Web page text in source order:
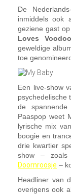
De
inmiddels ook
geziene gast
Loves
geweldige
toe
Een live-show
psychedelische
de
Paaspop weet
lyrische mix
boogie en
drie kwartier
show – zoals
Doornroosje –
Headliner van
overigens ook